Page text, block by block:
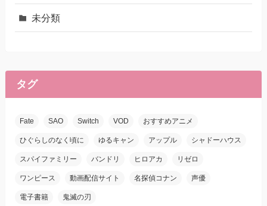
未分類
タグ
Fate SAO Switch VOD おすすめアニメ
ひぐらしのなく頃に ゆるキャン アップル シャドーハウス
スパイファミリー バンドリ ヒロアカ リゼロ
ワンピース 動画配信サイト 名探偵コナン 声優
電子書籍 鬼滅の刃